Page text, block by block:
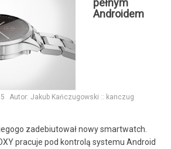
Androidem
Autor: Jakub Kańczugowski :: kanczug
zadebiutował nowy smartwatch.
pracuje pod kontrolą systemu Android